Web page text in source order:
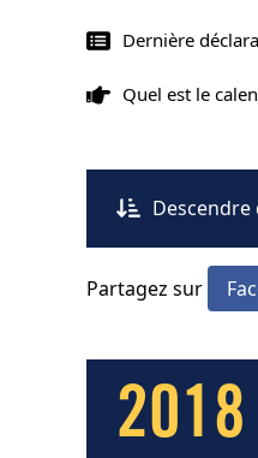
Dernière
Quel est le
Partagez sur
2018